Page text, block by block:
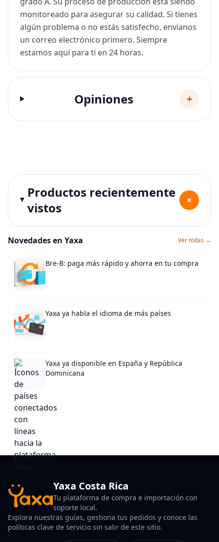
monitoreado para asegurar su calidad. Si tienes
algún problema o no estás satisfecho, envíanos
un correo electrónico primero. Siempre
estamos aquí para ti en 24 horas.
Opiniones +
Productos recientemente
vistos
+
Novedades en Yaxa Ver todas →
Bre-B: paga más rápido y ahorra en tu compra
Yaxa ya habla el idioma de más países
Yaxa ya disponible en España y República
Dominicana
Yaxa Costa Rica
Tu plataforma de compra e importación con
soporte local.
Explora nuestras guías, gestiona tus pedidos y conoce las
políticas clave de servicio sin salir de este sitio.